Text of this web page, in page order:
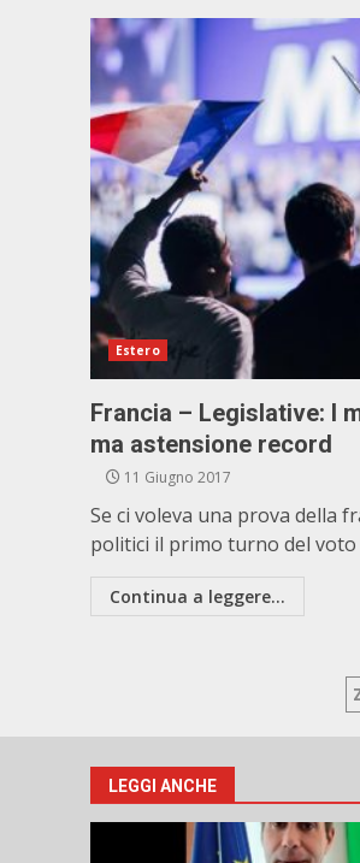
Estero
Francia – Legislative: I
ma astensione record
11 Giugno 2017
Se ci voleva una prova della
politici il primo turno del voto
Continua a leggere...
LEGGI ANCHE